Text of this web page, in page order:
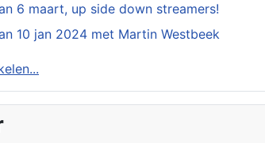
6 maart, up side down streamers!
10 jan 2024 met Martin Westbeek